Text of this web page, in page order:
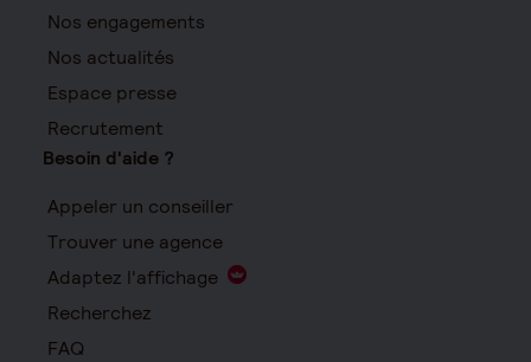
Nos engagements
Nos actualités
Espace presse
Recrutement
Besoin d'aide ?
Appeler un conseiller
Trouver une agence
Adaptez l'affichage
Recherchez
FAQ